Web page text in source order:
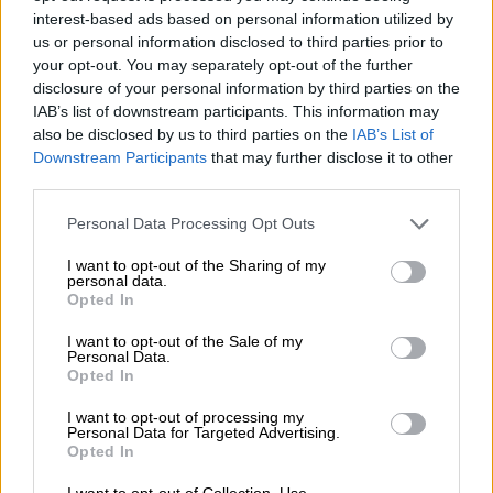
interest-based ads based on personal information utilized by
us or personal information disclosed to third parties prior to
your opt-out. You may separately opt-out of the further
disclosure of your personal information by third parties on the
IAB’s list of downstream participants. This information may
also be disclosed by us to third parties on the IAB’s List of
Downstream Participants that may further disclose it to other
Please note that this website/app uses one or more Google
not limited to your visit or usage behaviour. You may click to
grant or deny consent to Google and its third-party tags to
use your data for below specified purposes in below Google
consent section.
Personal Data Processing Opt Outs
I want to opt-out of the Sharing of my
personal data.
Opted In
I want to opt-out of the Sale of my
Personal Data.
Opted In
I want to opt-out of processing my
Personal Data for Targeted Advertising.
Opted In
φεύγει».
Γυναίκα που μένει στην Καισαριανή,είδε
μπροστά στα μάτια της τη γάτα της να
θανατώνεταιόσο εκείνη καθόταν στο
μπαλκόνι του πρώτου ορόφου.
ήταν στο μπαλκόνι στη βεράντα, είδε όλο το
σκηνικό, του έβαλε τις φωνές, της μίλησε
άσχημα και ειρωνικά».
«Σε όποια μέρη έχει βρεθεί τα
συμβάντα είναι επαναλαμβανόμενα»
Όπως καταγγέλλεται, φαίνεται πως αυτός ο
άνθρωποςέχει εκπαιδεύσει εδώ και